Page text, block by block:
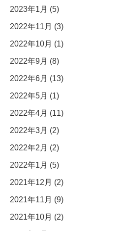
2023年1月 (5)
2022年11月 (3)
2022年10月 (1)
2022年9月 (8)
2022年6月 (13)
2022年5月 (1)
2022年4月 (11)
2022年3月 (2)
2022年2月 (2)
2022年1月 (5)
2021年12月 (2)
2021年11月 (9)
2021年10月 (2)